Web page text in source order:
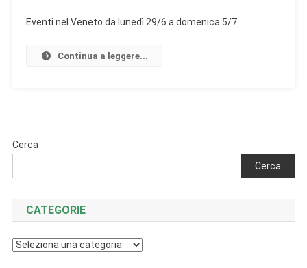
Eventi nel Veneto da lunedì 29/6 a domenica 5/7
Continua a leggere...
Cerca
Cerca
CATEGORIE
Categorie